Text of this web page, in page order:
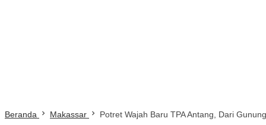
Beranda Makassar Potret Wajah Baru TPA Antang, Dari